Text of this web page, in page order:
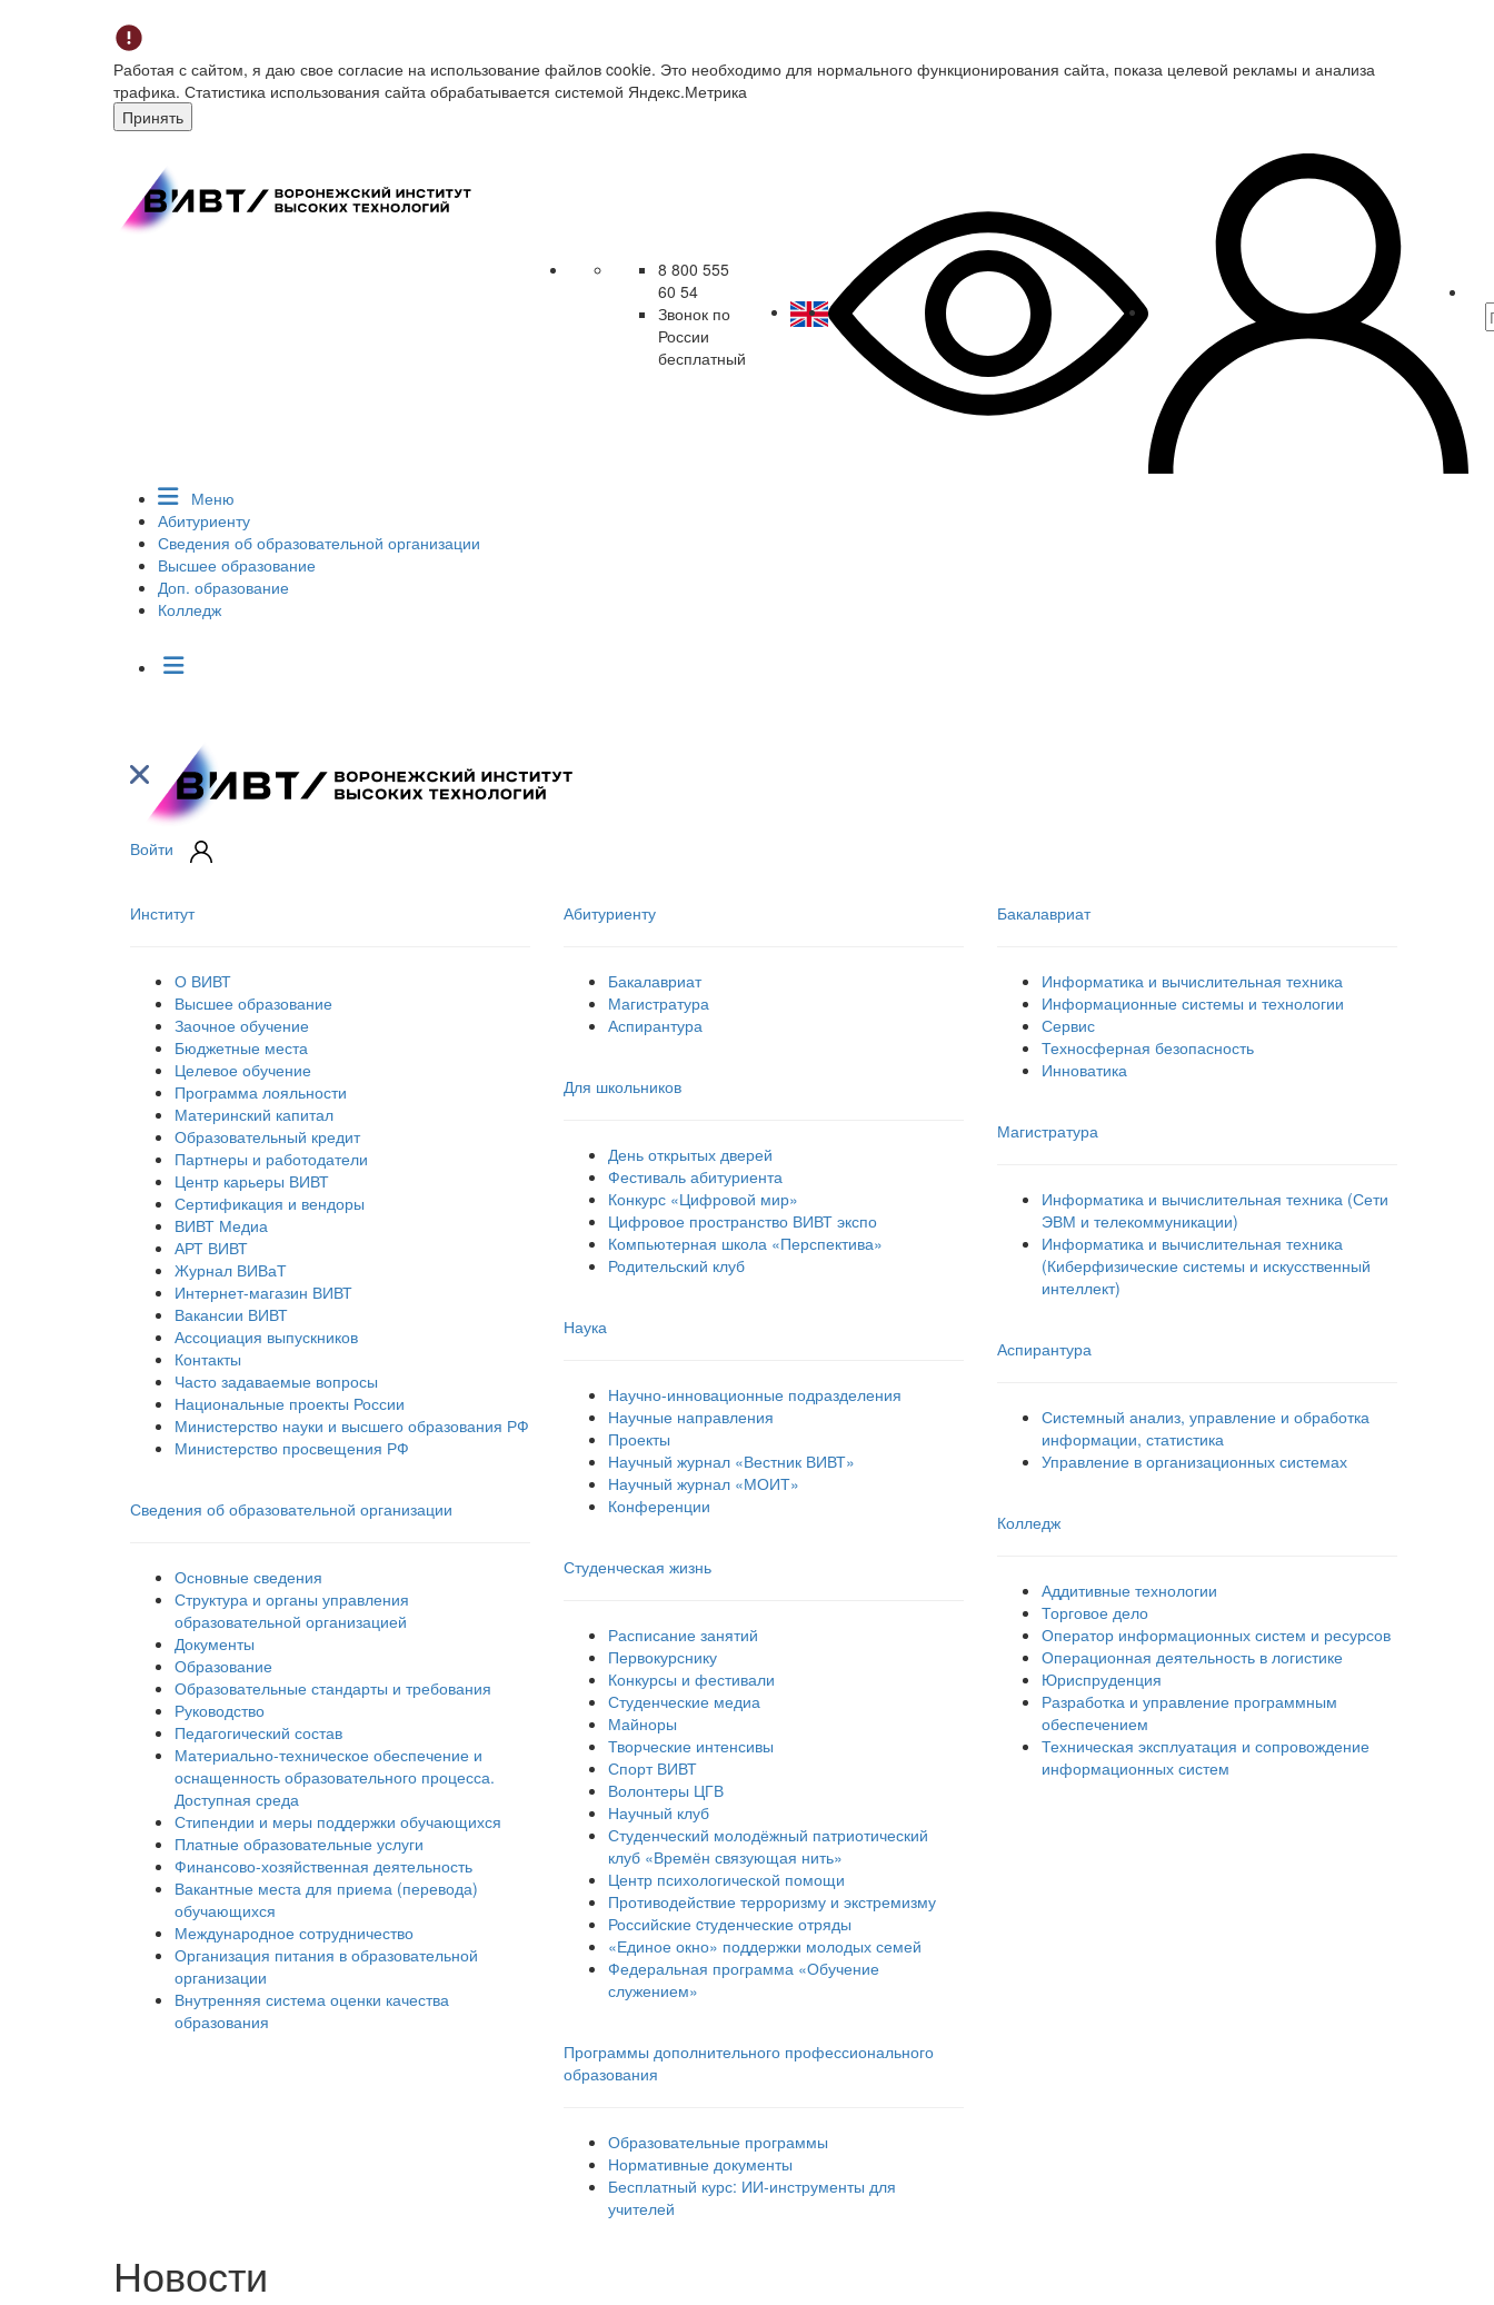
Работая с сайтом, я даю свое согласие на использование файлов cookie. Это необходимо для нормального функционирования сайта, показа целевой рекламы и анализа
трафика. Статистика использования сайта обрабатывается системой Яндекс.Метрика
Принять
8 800 555
60 54
Звонок по
России
бесплатный
Меню
Абитуриенту
Сведения об образовательной организации
Высшее образование
Доп. образование
Колледж
Войти
Институт
О ВИВТ
Высшее образование
Заочное обучение
Бюджетные места
Целевое обучение
Программа лояльности
Материнский капитал
Образовательный кредит
Партнеры и работодатели
Центр карьеры ВИВТ
Сертификация и вендоры
ВИВТ Медиа
АРТ ВИВТ
Журнал ВИВаТ
Интернет-магазин ВИВТ
Вакансии ВИВТ
Ассоциация выпускников
Контакты
Часто задаваемые вопросы
Национальные проекты России
Министерство науки и высшего образования РФ
Министерство просвещения РФ
Сведения об образовательной организации
Основные сведения
Структура и органы управления
образовательной организацией
Документы
Образование
Образовательные стандарты и требования
Руководство
Педагогический состав
Материально-техническое обеспечение и
оснащенность образовательного процесса.
Доступная среда
Стипендии и меры поддержки обучающихся
Платные образовательные услуги
Финансово-хозяйственная деятельность
Вакантные места для приема (перевода)
обучающихся
Международное сотрудничество
Организация питания в образовательной
организации
Внутренняя система оценки качества
образования
Абитуриенту
Бакалавриат
Магистратура
Аспирантура
Для школьников
День открытых дверей
Фестиваль абитуриента
Конкурс «Цифровой мир»
Цифровое пространство ВИВТ экспо
Компьютерная школа «Перспектива»
Родительский клуб
Наука
Научно-инновационные подразделения
Научные направления
Проекты
Научный журнал «Вестник ВИВТ»
Научный журнал «МОИТ»
Конференции
Студенческая жизнь
Расписание занятий
Первокурснику
Конкурсы и фестивали
Студенческие медиа
Майноры
Творческие интенсивы
Спорт ВИВТ
Волонтеры ЦГВ
Научный клуб
Студенческий молодёжный патриотический
клуб «Времён связующая нить»
Центр психологической помощи
Противодействие терроризму и экстремизму
Российские cтуденческие отряды
«Единое окно» поддержки молодых семей
Федеральная программа «Обучение
служением»
Программы дополнительного профессионального
образования
Образовательные программы
Нормативные документы
Бесплатный курс: ИИ‑инструменты для
учителей
Бакалавриат
Информатика и вычислительная техника
Информационные системы и технологии
Сервис
Техносферная безопасность
Инноватика
Магистратура
Информатика и вычислительная техника (Сети
ЭВМ и телекоммуникации)
Информатика и вычислительная техника
(Киберфизические системы и искусственный
интеллект)
Аспирантура
Системный анализ, управление и обработка
информации, статистика
Управление в организационных системах
Колледж
Аддитивные технологии
Торговое дело
Оператор информационных систем и ресурсов
Операционная деятельность в логистике
Юриспруденция
Разработка и управление программным
обеспечением
Техническая эксплуатация и сопровождение
информационных систем
Новости